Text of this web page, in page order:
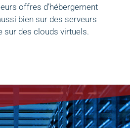
offres d’hébergement
bien sur des serveurs
sur des clouds virtuels.